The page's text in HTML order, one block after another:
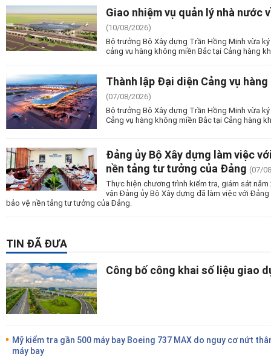
Giao nhiệm vụ quản lý nhà nước
(10/08/2026)
Bộ trưởng Bộ Xây dựng Trần Hồng Minh vừa
cảng vụ hàng không miền Bắc tại Cảng hàng
Thành lập Đại diện Cảng vụ
(07/08/2026)
Bộ trưởng Bộ Xây dựng Trần Hồng Minh vừa
Cảng vụ hàng không miền Bắc tại Cảng hàng
Đảng ủy Bộ Xây dựng làm việc
nền tảng tư tưởng của Đảng (07/
Thực hiện chương trình kiểm tra, giám sát
vận Đảng ủy Bộ Xây dựng đã làm việc với
bảo vệ nền tảng tư tưởng của Đảng.
TIN ĐÃ ĐƯA
Công bố công khai số liệu giao
Mỹ kiểm tra gần 500 máy bay Boeing 737 MAX do nguy cơ nứt
máy bay